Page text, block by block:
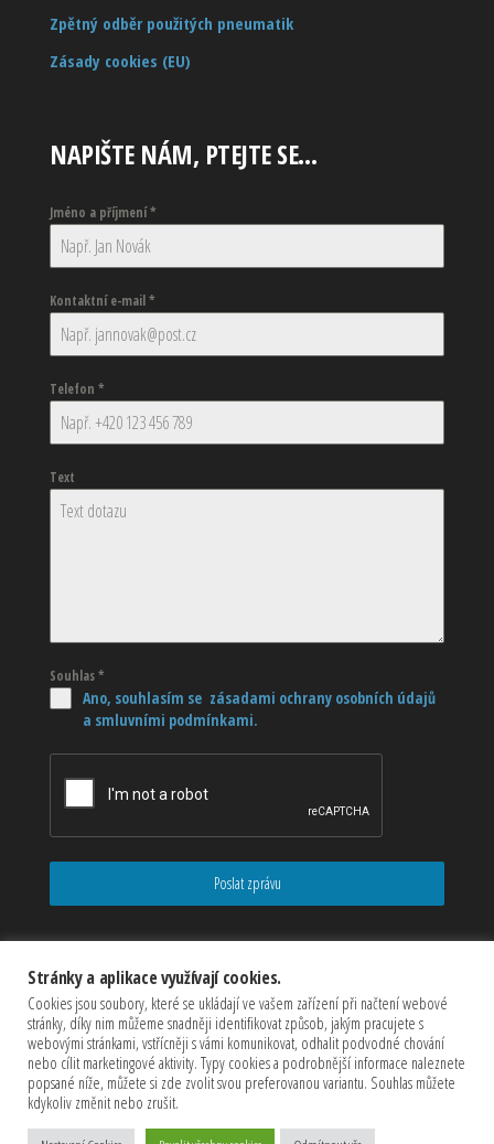
Zpětný odběr použitých pneumatik
Zásady cookies (EU)
NAPIŠTE NÁM, PTEJTE SE…
Jméno a příjmení*
Kontaktní e-mail*
Telefon *
Text
Souhlas*
Ano, souhlasím se zásadami ochrany osobních údajů
a smluvními podmínkami.
Poslat zprávu
Stránky a aplikace využívají cookies.
Cookies jsou soubory, které se ukládají ve vašem zařízení při načtení webové
stránky, díky nim můžeme snadněji identifikovat způsob, jakým pracujete s
webovými stránkami, vstřícněji s vámi komunikovat, odhalit podvodné chování
nebo cílit marketingové aktivity. Typy cookies a podrobnější informace naleznete
popsané níže, můžete si zde zvolit svou preferovanou variantu. Souhlas můžete
kdykoliv změnit nebo zrušit.